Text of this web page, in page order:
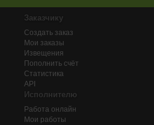
Заказчику
Создать заказ
Мои заказы
Извещения
Пополнить счёт
Статистика
API
Исполнителю
Работа онлайн
Мои работы